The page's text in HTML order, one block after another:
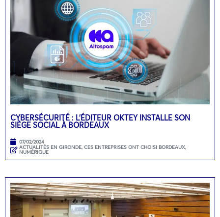
CYBERSÉCURITÉ : L’ÉDITEUR OKTEY INSTALLE SON
SIÈGE SOCIAL À BORDEAUX
07/02/2024
ACTUALITÉS EN GIRONDE, CES ENTREPRISES ONT CHOISI BORDEAUX,
NUMÉRIQUE